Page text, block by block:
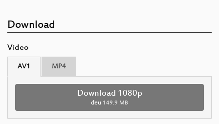
Download
Video
AV1 MP4
Download 1080p
deu 149.9 MB